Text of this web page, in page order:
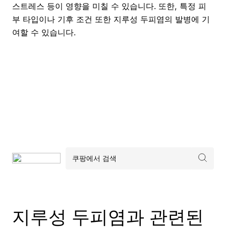
스트레스 등이 영향을 미칠 수 있습니다. 또한, 특정 피
부 타입이나 기후 조건 또한 지루성 두피염의 발병에 기
여할 수 있습니다.
지루성 두피염과 관련된